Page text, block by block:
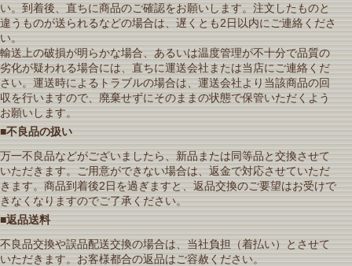
い。到着後、直ちに商品のご確認をお願いします。注文したものと
違うものが送られるなどの場合は、遅くとも2日以内にご連絡くださ
い。
輸送上の破損が明らかな場合、あるいは温度管理が不十分で品質の
劣化が疑われる場合には、直ちに運送会社または当店にご連絡くだ
さい。運送時によるトラブルの場合は、運送会社より当該商品の回
収を行いますので、廃棄せずにそのままの状態で保管いただくよう
お願いします。
■不良品の扱い
万一不良品などがございましたら、新品または同等品と交換させて
いただきます。ご用意ができない場合は、返金で対応させていただ
きます。商品到着後2日を過ぎますと、返品交換のご要望はお受けで
きなくなりますのでご了承ください。
■返品送料
不良品交換や誤品配送交換の場合は、当社負担（着払い）とさせて
いただきます。お客様都合の返品はご容赦ください。